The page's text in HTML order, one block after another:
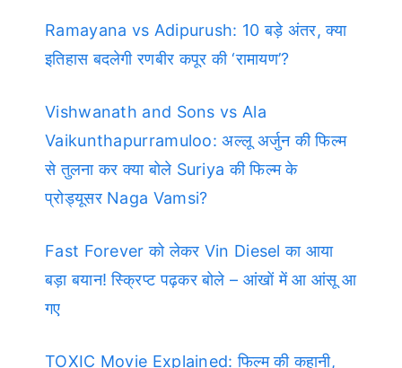
Ramayana vs Adipurush: 10 बड़े अंतर, क्या
इतिहास बदलेगी रणबीर कपूर की ‘रामायण’?
Vishwanath and Sons vs Ala
Vaikunthapurramuloo: अल्लू अर्जुन की फिल्म
से तुलना कर क्या बोले Suriya की फिल्म के
प्रोड्यूसर Naga Vamsi?
Fast Forever को लेकर Vin Diesel का आया
बड़ा बयान! स्क्रिप्ट पढ़कर बोले – आंखों में आ आंसू आ
गए
TOXIC Movie Explained: फिल्म की कहानी,